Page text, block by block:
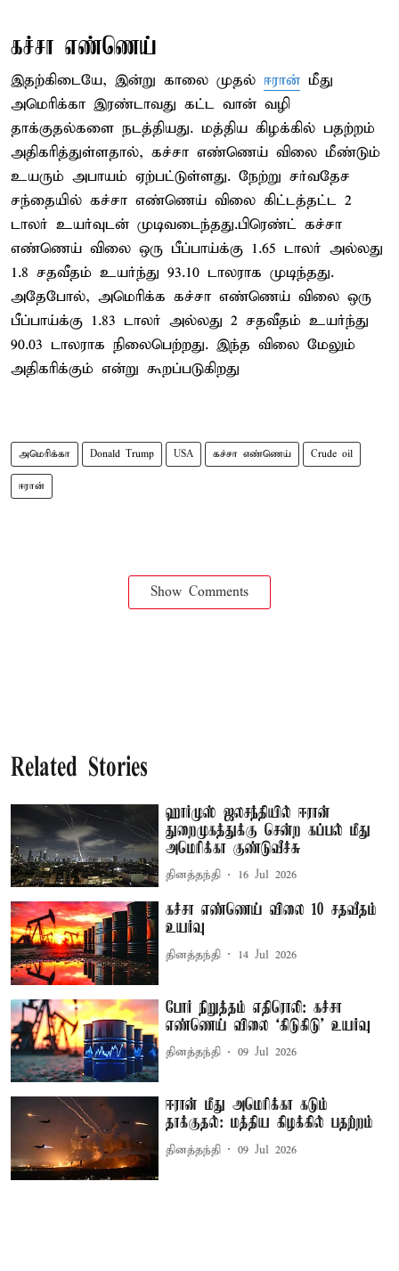
கச்சா எண்ணெய்
இதற்கிடையே, இன்று காலை முதல் ஈரான் மீது
அமெரிக்கா இரண்டாவது கட்ட வான் வழி
தாக்குதல்களை நடத்தியது. மத்திய கிழக்கில் பதற்றம்
அதிகரித்துள்ளதால், கச்சா எண்ணெய் விலை மீண்டும்
உயரும் அபாயம் ஏற்பட்டுள்ளது. நேற்று சர்வதேச
சந்தையில் கச்சா எண்ணெய் விலை கிட்டத்தட்ட 2
டாலர் உயர்வுடன் முடிவடைந்தது.பிரெண்ட் கச்சா
எண்ணெய் விலை ஒரு பீப்பாய்க்கு 1.65 டாலர் அல்லது
1.8 சதவீதம் உயர்ந்து 93.10 டாலராக முடிந்தது.
அதேபோல், அமெரிக்க கச்சா எண்ணெய் விலை ஒரு
பீப்பாய்க்கு 1.83 டாலர் அல்லது 2 சதவீதம் உயர்ந்து
90.03 டாலராக நிலைபெற்றது. இந்த விலை மேலும்
அதிகரிக்கும் என்று கூறப்படுகிறது
அமெரிக்கா Donald Trump USA கச்சா எண்ணெய் Crude oil
ஈரான்
Show Comments
Related Stories
ஹார்முஸ் ஜலசந்தியில் ஈரான்
துறைமுகத்துக்கு சென்ற கப்பல் மீது
அமெரிக்கா குண்டுவீச்சு
தினத்தந்தி 16 Jul 2026
கச்சா எண்ணெய் விலை 10 சதவீதம்
உயர்வு
தினத்தந்தி 14 Jul 2026
போர் நிறுத்தம் எதிரொலி: கச்சா
எண்ணெய் விலை ‘கிடுகிடு’ உயர்வு
தினத்தந்தி 09 Jul 2026
ஈரான் மீது அமெரிக்கா கடும்
தாக்குதல்: மத்திய கிழக்கில் பதற்றம்
தினத்தந்தி 09 Jul 2026